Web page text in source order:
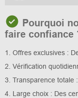
Pourquoi
faire confiance
1. Offres exclusives :
2. Vérification
3. Transparence totale
4. Large choix : Des